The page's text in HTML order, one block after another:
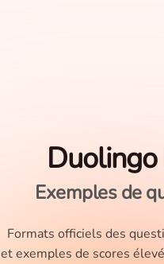
Duolingo
Exemples de
Formats officiels des
et exemples de scores